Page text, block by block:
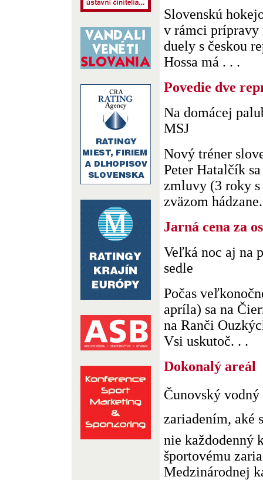
Slovenskú
v rámci prípravy
duely s českou
Hossa má . . .
Povedie dve
Na domácej
MSJ
Nový tréner
Peter Hatalčík
zmluvy (3 roky
zväzom
Jarná cena za
Veľká noc aj na
sedle
Počas
apríla) sa na
na Ranči
Vsi uskutoč. . .
Dokonalý areál
Čunovský
zariadením, aké
nie každodenný
športovému
Medzinárodnej